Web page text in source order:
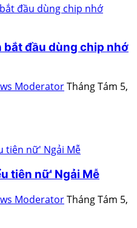
bắt đầu dùng chip nhớ
ModeratorTháng Tám 5,
tiên nữ' Ngải Mễ
ModeratorTháng Tám 5,